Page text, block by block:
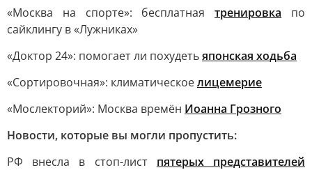
«Москва на спорте»: бесплатнаятренировка по
сайклингу в «Лужниках»
«Доктор 24»: помогает ли похудетьяпонская ходьба
«Сортировочная»: климатическоелицемерие
«Мослекторий»: Москва времён Иоанна Грозного
Новости, которые вы могли пропустить:
РФ внесла в стоп-лист пятерых представителей